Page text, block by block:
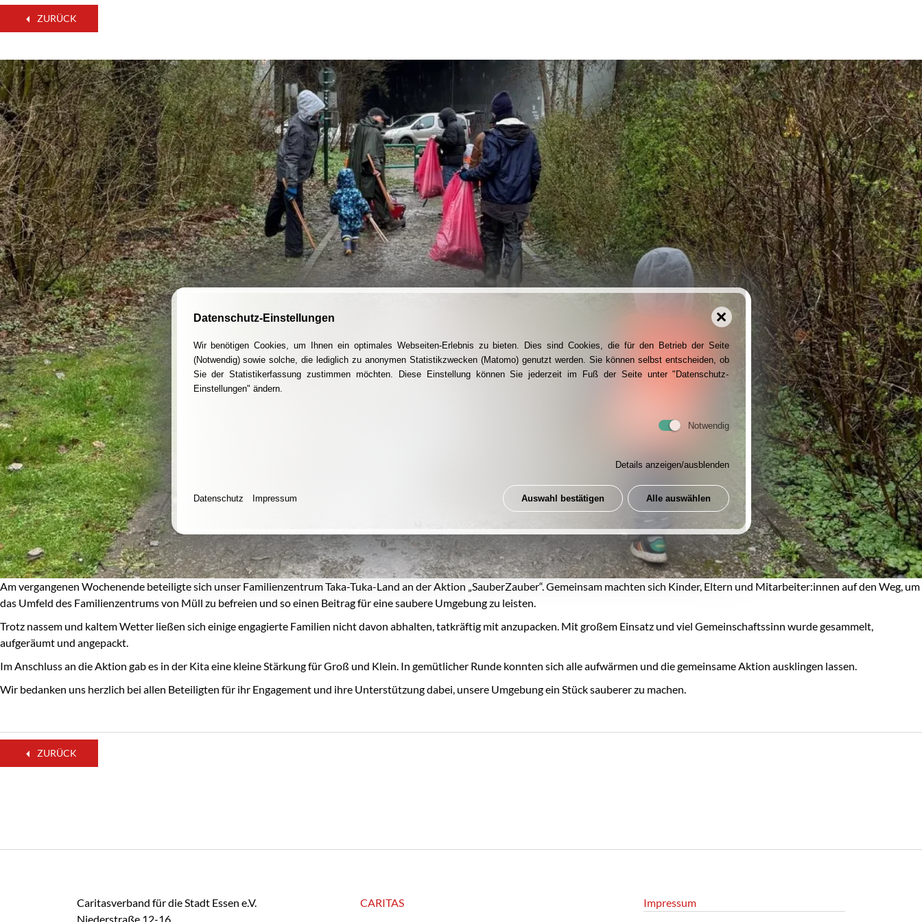
ZURÜCK
Am vergangenen Wochenende beteiligte sich unser Familienzentrum Taka-Tuka-Land an der Aktion „SauberZauber“. Gemeinsam machten sich Kinder, Eltern und Mitarbeiter:innen auf den Weg, um
das Umfeld des Familienzentrums von Müll zu befreien und so einen Beitrag für eine saubere Umgebung zu leisten.
Trotz nassem und kaltem Wetter ließen sich einige engagierte Familien nicht davon abhalten, tatkräftig mit anzupacken. Mit großem Einsatz und viel Gemeinschaftssinn wurde gesammelt,
aufgeräumt und angepackt.
Im Anschluss an die Aktion gab es in der Kita eine kleine Stärkung für Groß und Klein. In gemütlicher Runde konnten sich alle aufwärmen und die gemeinsame Aktion ausklingen lassen.
Wir bedanken uns herzlich bei allen Beteiligten für ihr Engagement und ihre Unterstützung dabei, unsere Umgebung ein Stück sauberer zu machen.
ZURÜCK
Caritasverband für die Stadt Essen e.V.
Niederstraße 12-16
CARITAS Impressum
Datenschutz-Einstellungen
Wir benötigen Cookies, um Ihnen ein optimales Webseiten-Erlebnis zu bieten. Dies sind Cookies, die für den Betrieb der Seite
(Notwendig) sowie solche, die lediglich zu anonymen Statistikzwecken (Matomo) genutzt werden. Sie können selbst entscheiden, ob
Sie der Statistikerfassung zustimmen möchten. Diese Einstellung können Sie jederzeit im Fuß der Seite unter "Datenschutz-
Einstellungen" ändern.
Notwendig
Details anzeigen/ausblenden
Auswahl bestätigen Alle auswählen
Datenschutz Impressum